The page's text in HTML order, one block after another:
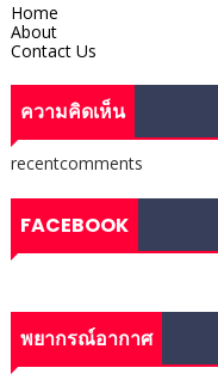
Home
About
Contact Us
ความคิดเห็น
recentcomments
FACEBOOK
พยากรณ์อากาศ